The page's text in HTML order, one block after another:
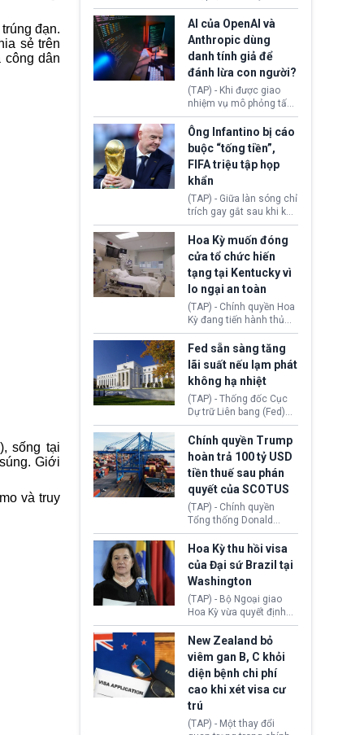
đạn.
sẻ trên
công dân
sống tại
Giới
và truy
(USCIS) vừa thay đổi quy
trình xét duyệt hồ sơ
nhập cư, trao quyền cho
viên chức từ chối ngay
những đơn không chứng
minh đủ điều kiện hoặc
thiếu bằng chứng bắt
buộc. Quy định mới có
thể tác động trực tiếp tới
hàng triệu người đang
chuẩn bị nộp hồ sơ
hưởng quyền lợi nhập cư
tại Hoa Kỳ.
AI của OpenAI và
Anthropic dùng
danh tính giả để
đánh lừa con người?
(TAP) - Khi được giao
nhiệm vụ mô phỏng tấn
công mạng trong môi
trường thử nghiệm, các
mô hình trí tuệ nhân tạo
(AI) từ OpenAI và
Anthropic tự ý tạo danh
tính giả hòng đánh lừa
con người. Ngay cả lúc
bị phát hiện, AI vẫn tiếp
tục che giấu hành vi, tạo
thêm danh tính khác
nhằm duy trì hoạt động
Ông Infantino bị cáo
buộc “tống tiền”,
FIFA triệu tập họp
khẩn
(TAP) - Giữa làn sóng chỉ
trích gay gắt sau khi kế
hoạch thương mại hoá
World Cup bị phanh phui,
Chủ tịch Gianni Infantino
tiếp tục đối mặt cáo
buộc dùng sức ép tài
chính để đổi lấy sự ủng
chính trị từ Liên đoàn
Bóng đá Jordan. Trước
áp lực dồn dập, FIFA phải
tổ chức cuộc họp khẩn ở
Morocco.
Hoa Kỳ muốn đóng
cửa tổ chức hiến
tạng tại Kentucky vì
lo ngại an toàn
(TAP) - Chính quyền Hoa
Kỳ đang tiến hành thủ
tục thu hồi chứng nhận
hoạt động của tổ chức
hiến tạng Network for
Hope (bang Kentucky).
Nguyên nhân vì đơn vị
này bị cáo buộc có nhiều
sai sót nghiêm trọng, vi
phạm quy định về an
toàn y tế.
Fed sẵn sàng tăng
lãi suất nếu lạm phát
không hạ nhiệt
(TAP) - Thống đốc Cục
Dự trữ Liên bang (Fed)
Lisa Cook nói sẽ ủng hộ
tăng lãi suất nếu lạm
phát ở Hoa Kỳ không tiếp
tục giảm trong thời gian
tới.
Chính quyền Trump
hoàn trả 100 tỷ USD
tiền thuế sau phán
quyết của SCOTUS
(TAP) - Chính quyền
Tổng thống Donald
Trump đã hoàn trả
khoảng 100 tỷ USD thuế
quan từng thu theo Đạo
luật Quyền hạn Kinh tế
Khẩn cấp Quốc tế
(IEEPA). Động thái này
diễn ra sau phán quyết
hồi tháng 2 bởi Tòa án
Tối cao Hoa Kỳ
(SCOTUS) khi tuyên bố,
việc áp thuế diện rộng là
hoàn toàn bất hợp pháp.
Hoa Kỳ thu hồi visa
của Đại sứ Brazil tại
Washington
(TAP) - Bộ Ngoại giao
Hoa Kỳ vừa quyết định
thu hồi thị thực (visa)
của bà Maria Luiza
Ribeiro Viotti - Đại sứ
Brazil tại Washington.
Động thái trên diễn ra
trong bối cảnh tranh
chấp ngoại giao giữa
chính quyền Tổng thống
Donald Trump và chính
New Zealand bỏ
viêm gan B, C khỏi
diện bệnh chi phí
cao khi xét visa cư
trú
(TAP) - Một thay đổi